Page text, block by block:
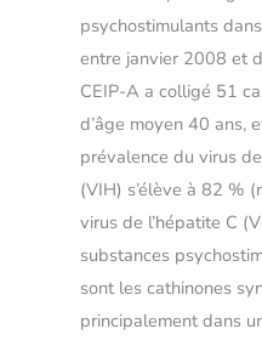
psychostimulants
entre janvier 2008 et
CEIP-A a colligé 51
d’âge moyen 40 ans,
prévalence du virus
(VIH) s’élève à 82 %
virus de l’hépatite C
substances
sont les cathinones
principalement dans